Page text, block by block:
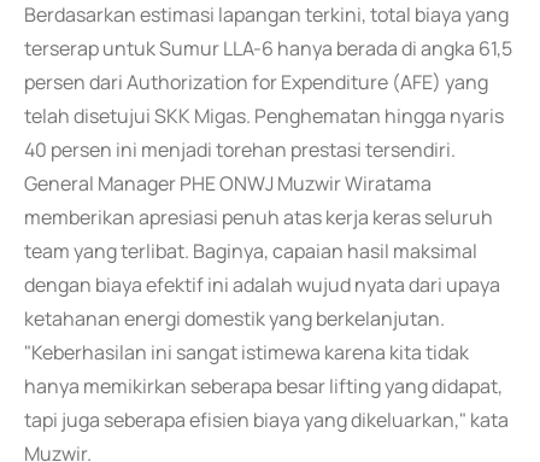
Berdasarkan estimasi lapangan terkini, total biaya yang
terserap untuk Sumur LLA-6 hanya berada di angka 61,5
persen dari Authorization for Expenditure (AFE) yang
telah disetujui SKK Migas. Penghematan hingga nyaris
40 persen ini menjadi torehan prestasi tersendiri.
General Manager PHE ONWJ Muzwir Wiratama
memberikan apresiasi penuh atas kerja keras seluruh
team yang terlibat. Baginya, capaian hasil maksimal
dengan biaya efektif ini adalah wujud nyata dari upaya
ketahanan energi domestik yang berkelanjutan.
"Keberhasilan ini sangat istimewa karena kita tidak
hanya memikirkan seberapa besar lifting yang didapat,
tapi juga seberapa efisien biaya yang dikeluarkan," kata
Muzwir.